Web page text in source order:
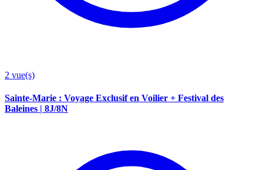
2 vue(s)
Sainte-Marie : Voyage Exclusif en Voilier + Festival des
Baleines | 8J/8N